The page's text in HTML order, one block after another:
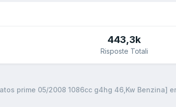
443,3k
Risposte Totali
prime 05/2008 1086cc g4hg 46,Kw Benzina]